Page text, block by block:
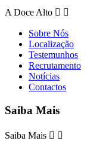
A Doce Alto  
Sobre Nós
Localização
Testemunhos
Recrutamento
Notícias
Contactos
Saiba Mais
Saiba Mais  